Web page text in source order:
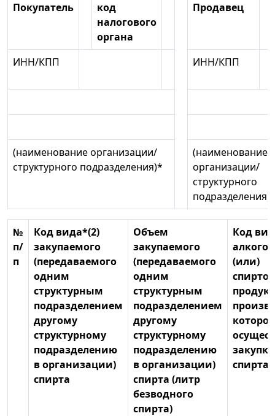
Покупатель
код
налогового
органа
Продавец
ИНН/КПП ИНН/КПП
(наименование организации/
структурного подразделения)*
(наименование
организации/
структурного
подразделения)*
№
п/
п
Код вида*(2)
закупаемого
(передаваемого
одним
структурным
подразделением
другому
структурному
подразделению
в организации)
спирта
Объем
закупаемого
(передаваемого
одним
структурным
подразделением
другому
структурному
подразделению
в организации)
спирта (литр
безводного
спирта)
Код
(или)
спирта